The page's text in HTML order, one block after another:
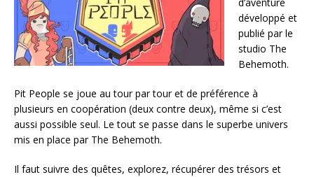
développé et
publié par le
studio The
Behemoth.
Pit People se joue au tour par tour et de préférence à
plusieurs en coopération (deux contre deux), même si c’est
aussi possible seul. Le tout se passe dans le superbe univers
mis en place par The Behemoth.
Il faut suivre des quêtes, explorez, récupérer des trésors et